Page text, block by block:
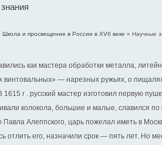
Школа и просвещение в России в XVII веке » Научные
как мастера обработки металла,
винтовальных» — нарезных ружьях, о
1615 г . русский мастер изготовил первую
колокола, большие и малые, славился
Алеппского, царь пожелал иметь в
отлить его, назначили срок — пять лет. Но